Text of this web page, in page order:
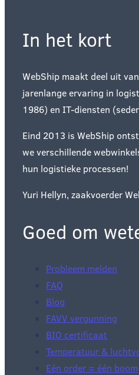
In het kort
WebShip maakt deel uit
jarenlange ervaring in
1986) en IT-diensten
Eind 2013 is WebShip
we verschillende
hun logistieke processen!
Yuri Hellyn, zaakvoerder
Goed om
Probleem melden
FAQ
Blog
FAVV vergunning
BIO certificaat
Temperatuur &
Eén order = één boom